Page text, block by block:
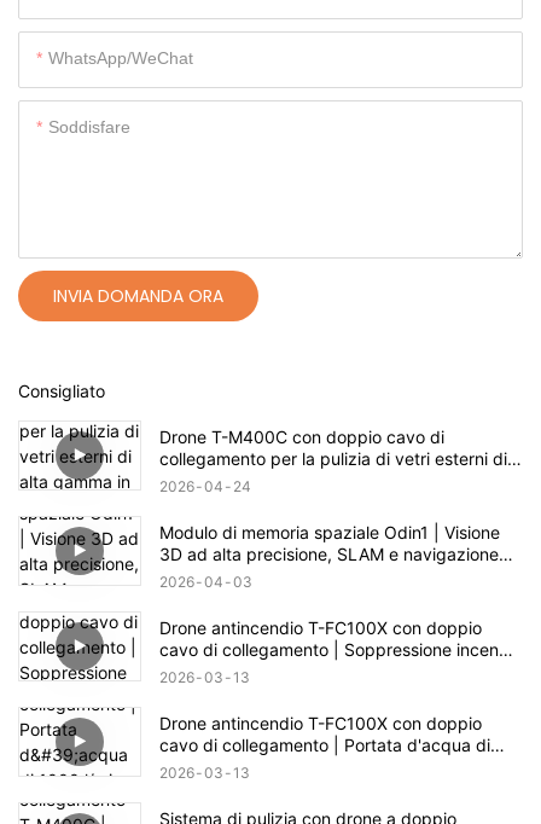
WhatsApp/WeChat
Soddisfare
INVIA DOMANDA ORA
Consigliato
Drone T-M400C con doppio cavo di
collegamento per la pulizia di vetri esterni di
alta gamma in ambito residenziale | Portata di
2026 04 24
Modulo di memoria spaziale Odin1 | Visione
3D ad alta precisione, SLAM e navigazione
autonoma
2026 04 03
Drone antincendio T-FC100X con doppio
cavo di collegamento | Soppressione incendi
in edifici fino a 100 m
2026 03 13
Drone antincendio T-FC100X con doppio
cavo di collegamento | Portata d'acqua di
1000 l/min e capacità di soccorso in quota
2026 03 13
Sistema di pulizia con drone a doppio